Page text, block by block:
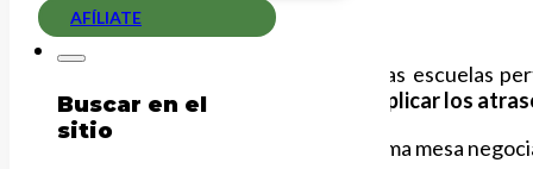
AFÍLIATE
Buscar en el
sitio
Por su parte, las trabajadoras de las escuelas
empresas tienen tres meses para
aplicar los
FSIE seguirá trabajando en la próxima mesa